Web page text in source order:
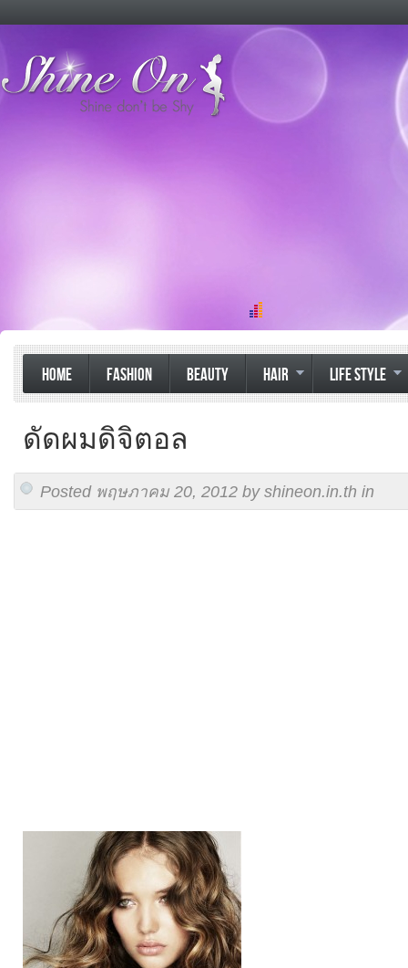
HOME FASHION BEAUTY HAIR LIFE STYLE
ดัดผมดิจิตอล
Posted พฤษภาคม 20, 2012 by shineon.in.th in